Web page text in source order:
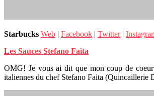
Starbucks Web | Facebook | Twitter|
Les Sauces Stefano Faita
OMG! Je vous ai dit que mon coup de
italiennes du chef Stefano Faita (Quincaillerie